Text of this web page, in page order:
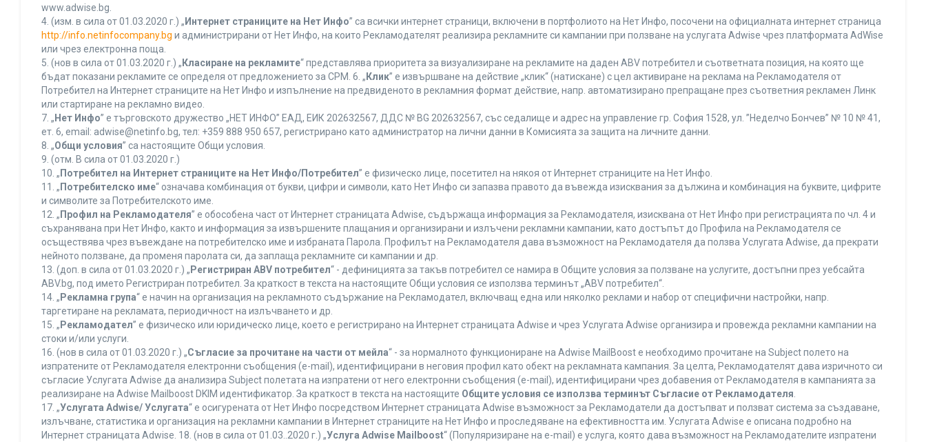
www.adwise.bg.
4. (изм. в сила от 01.03.2020 г.) „ Интернет страниците на Нет Инфо” са всички интернет страници, включени в портфолиото на Нет Инфо, посочени на официалната интернет страница
http://info.netinfocompany.bg и администрирани от Нет Инфо, на които Рекламодателят реализира рекламните си кампании при ползване на услугата Adwise чрез платформата AdWise
или чрез електронна поща.
5. (нов в сила от 01.03.2020 г.) „ Класиране на рекламите“ представлява приоритета за визуализиране на рекламите на даден ABV потребител и съответната позиция, на която ще
бъдат показани рекламите се определя от предложението за CPM. 6. „ Клик” е извършване на действие „клик“ (натискане) с цел активиране на реклама на Рекламодателя от
Потребител на Интернет страниците на Нет Инфо и изпълнение на предвиденото в рекламния формат действие, напр. автоматизирано препращане през съответния рекламен Линк
или стартиране на рекламно видео.
7. „ Нет Инфо” е търговското дружество „НЕТ ИНФО” ЕАД, ЕИК 202632567, ДДС № BG 202632567, със седалище и адрес на управление гр. София 1528, ул. ”Неделчо Бончев” № 10 № 41,
ет. 6, еmail: adwise@netinfo.bg, тел: +359 888 950 657, регистрирано като администратор на лични данни в Комисията за защита на личните данни.
8. „Общи условия” са настоящите Общи условия.
9. (отм. В сила от 01.03.2020 г.)
10. „ Потребител на Интернет страниците на Нет Инфо/Потребител” е физическо лице, посетител на някоя от Интернет страниците на Нет Инфо.
11. „ Потребителско име“ означава комбинация от букви, цифри и символи, като Нет Инфо си запазва правото да въвежда изисквания за дължина и комбинация на буквите, цифрите
и символите за Потребителското име.
12. „ Профил на Рекламодателя” е обособена част от Интернет страницата Adwise, съдържаща информация за Рекламодателя, изисквана от Нет Инфо при регистрацията по чл. 4 и
съхранявана при Нет Инфо, както и информация за извършените плащания и организирани и излъчени рекламни кампании, като достъпът до Профила на Рекламодателя се
осъществява чрез въвеждане на потребителско име и избраната Парола. Профилът на Рекламодателя дава възможност на Рекламодателя да ползва Услугата Adwise, да прекрати
нейното ползване, да променя паролата си, да заплаща рекламните си кампании и др.
13. (доп. в сила от 01.03.2020 г.) „ Регистриран ABV потребител“ - дефиницията за такъв потребител се намира в Общите условия за ползване на услугите, достъпни през уебсайта
ABV.bg, под името Регистриран потребител. За краткост в текста на настоящите Общи условия се използва терминът „ABV потребител“.
14. „ Рекламна група“ е начин на организация на рекламното съдържание на Рекламодател, включващ една или няколко реклами и набор от специфични настройки, напр.
таргетиране на рекламата, периодичност на излъчването и др.
15. „ Рекламодател” е физическо или юридическо лице, което е регистрирано на Интернет страницата Adwise и чрез Услугата Adwise организира и провежда рекламни кампании на
стоки и/или услуги.
16. (нов в сила от 01.03.2020 г.) „Съгласие за прочитане на части от мейла“ - за нормалното функциониране на Adwise MailBoost е необходимо прочитане на Subject полето на
изпратените от Рекламодателя електронни съобщения (e-mail), идентифицирани в неговия профил като обект на рекламната кампания. За целта, Рекламодателят дава изричното си
съгласие Услугата Adwise да анализира Subject полетата на изпратени от него електронни съобщения (e-mail), идентифицирани чрез добавения от Рекламодателя в кампанията за
реализиране на Adwise Mailboost DKIM идентификатор. За краткост в текста на настоящите Общите условия се използва терминът Съгласие от Рекламодателя
17. „Услугата Adwise/ Услугата“ е осигурената от Нет Инфо посредством Интернет страницата Adwise възможност за Рекламодатели да достъпват и ползват система за създаване,
излъчване, статистика и организация на рекламни кампании в Интернет страниците на Нет Инфо и проследяване на ефективността им. Услугата Adwise е описана подробно на
Интернет страницата Adwise. 18. (нов в сила от 01.03..2020 г.) „Услуга Adwise Mailboost“ (Популяризиране на e-mail) е услуга, която дава възможност на Рекламодателите изпратени